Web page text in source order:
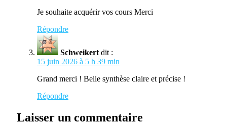
Je souhaite acquérir vos cours Merci
Répondre
Schweikert dit :
15 juin 2026 à 5 h 39 min
Grand merci ! Belle synthèse claire et précise !
Répondre
Laisser un commentaire